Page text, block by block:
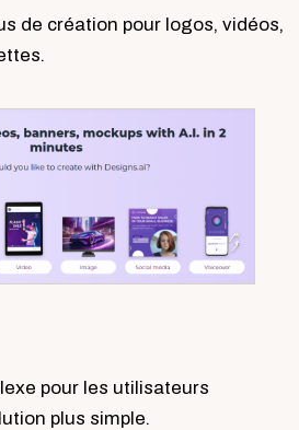
de création pour logos, vidéos,
pour les utilisateurs
plus simple.